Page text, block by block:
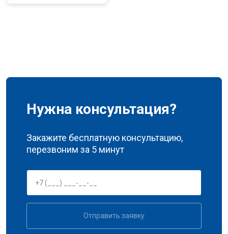
Нужна консультация?
Закажите бесплатную консультацию,
перезвоним за 5 минут
Отправить заявку